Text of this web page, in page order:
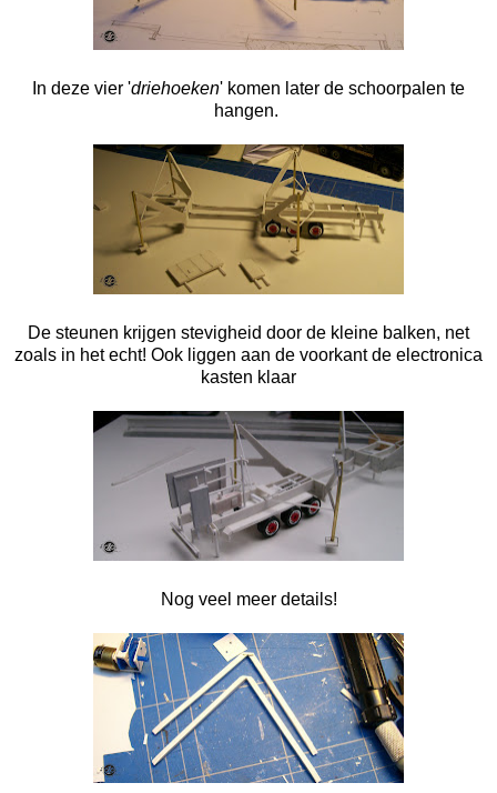
In deze vier 'driehoeken' komen later de schoorpalen te
hangen.
De steunen krijgen stevigheid door de kleine balken, net
zoals in het echt! Ook liggen aan de voorkant de electronica
kasten klaar
Nog veel meer details!